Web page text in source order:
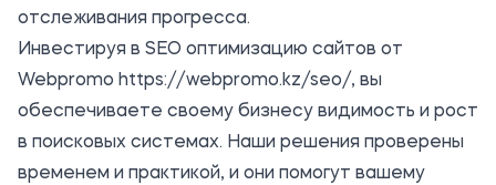
отслеживания прогресса.
Инвестируя в SEO оптимизацию сайтов от
Webpromo https://webpromo.kz/seo/, вы
обеспечиваете своему бизнесу видимость и рост
в поисковых системах. Наши решения проверены
временем и практикой, и они помогут вашему